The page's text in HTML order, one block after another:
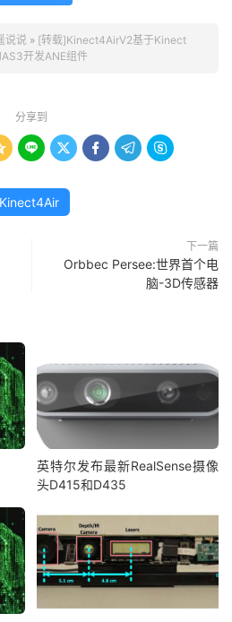
说说 » [转载]Kinect4AirV2基于Kinect
开发ANE组件
分享到
    
Kinect4Air
下一篇
Orbbec Persee:世界首个电
脑-3D传感器
英特尔发布最新RealSense摄像
头D415和D435